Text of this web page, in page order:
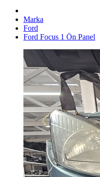
Marka
Ford
Ford Focus 1 Ön Panel